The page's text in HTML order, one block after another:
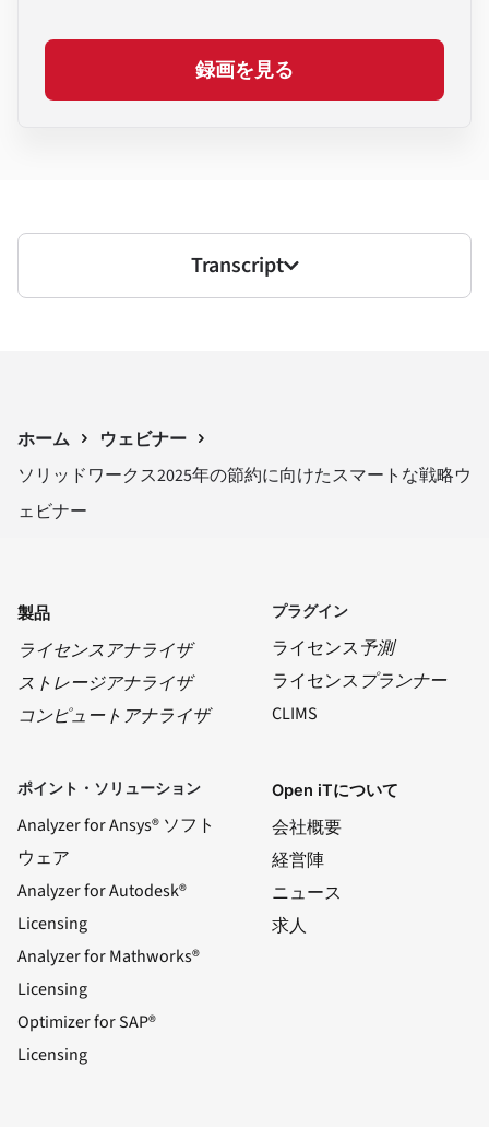
録画を見る
Transcript
ホーム
ウェビナー
ソリッドワークス2025年の節約に向けたスマートな戦略ウ
ェビナー
製品
ライセンスアナライザ
ストレージアナライザ
コンピュートアナライザ
プラグイン
ライセンス予測
ライセンス プランナー
CLIMS
ポイント・ソリューション
Analyzer for Ansys® ソフト
ウェア
Analyzer for Autodesk®
Licensing
Analyzer for Mathworks®
Licensing
Optimizer for SAP®
Licensing
Open iTについて
会社概要
経営陣
ニュース
求人